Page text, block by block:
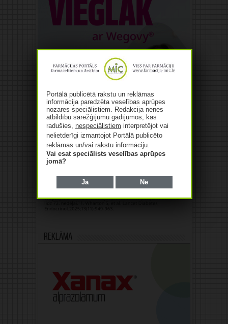
Reklāma
Portālā publicētā rakstu un reklāmas
informācija paredzēta veselības aprūpes
nozares speciālistiem. Redakcija nenes
atbildību sarežģījumu gadījumos, kas
radušies, nespeciālistiem interpretējot vai
nelietderīgi izmantojot Portālā publicēto
reklāmas un/vai rakstu informāciju.
Vai esat speciālists veselības aprūpes
jomā?
Jā Nē